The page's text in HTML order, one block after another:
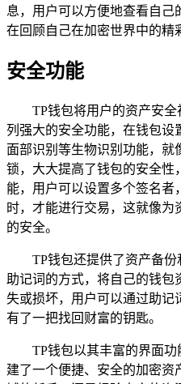
息，用户可以方便地查看自
在回顾自己在加密世界中的精
安全功能
TP钱包将用户的资产安
列强大的安全功能，在钱包设
面部识别等生物识别功能，
锁，大大提高了钱包的安全性
能，用户可以设置多个签名
时，才能进行交易，这就像
的安全。
TP钱包还提供了资产备
助记词的方式，将自己的钱包
失或损坏，用户可以通过助记
有了一把找回财富的钥匙。
TP钱包以其丰富的界面
建了一个便捷、安全的加密资